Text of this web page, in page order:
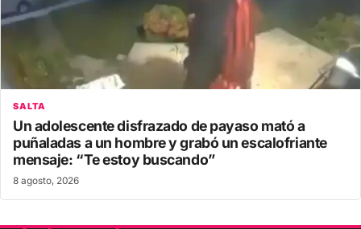
SALTA
Un adolescente disfrazado de payaso mató a
puñaladas a un hombre y grabó un escalofriante
mensaje: “Te estoy buscando”
8 agosto, 2026